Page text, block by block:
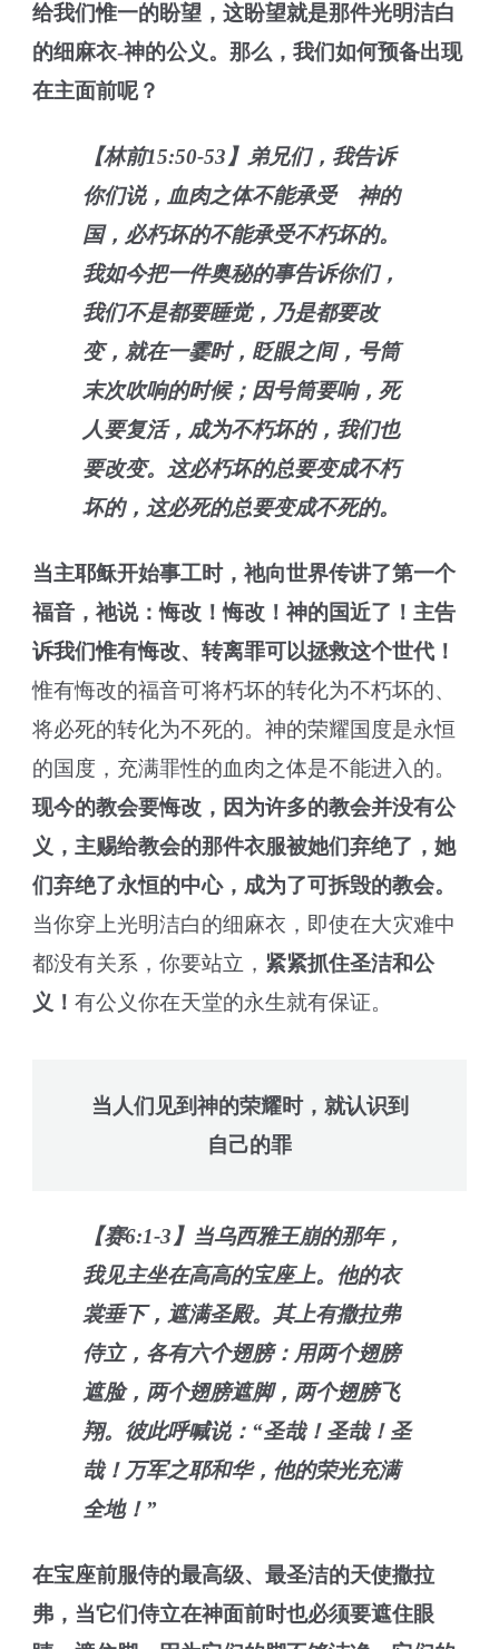
给我们惟一的盼望，这盼望就是那件光明洁白
的细麻衣-神的公义。那么，我们如何预备出现
在主面前呢？
【林前15:50-53】弟兄们，我告诉
你们说，血肉之体不能承受 神的
国，必朽坏的不能承受不朽坏的。
我如今把一件奥秘的事告诉你们，
我们不是都要睡觉，乃是都要改
变，就在一霎时，眨眼之间，号筒
末次吹响的时候；因号筒要响，死
人要复活，成为不朽坏的，我们也
要改变。这必朽坏的总要变成不朽
坏的，这必死的总要变成不死的。
当主耶稣开始事工时，祂向世界传讲了第一个
福音，祂说：悔改！悔改！神的国近了！主告
诉我们惟有悔改、转离罪可以拯救这个世代！
惟有悔改的福音可将朽坏的转化为不朽坏的、
将必死的转化为不死的。神的荣耀国度是永恒
的国度，充满罪性的血肉之体是不能进入的。
现今的教会要悔改，因为许多的教会并没有公
义，主赐给教会的那件衣服被她们弃绝了，她
们弃绝了永恒的中心，成为了可拆毁的教会。
当你穿上光明洁白的细麻衣，即使在大灾难中
都没有关系，你要站立， 紧紧抓住圣洁和公
义！有公义你在天堂的永生就有保证。
当人们见到神的荣耀时，就认识到
自己的罪
【赛6:1-3】当乌西雅王崩的那年，
我见主坐在高高的宝座上。他的衣
裳垂下，遮满圣殿。其上有撒拉弗
侍立，各有六个翅膀：用两个翅膀
遮脸，两个翅膀遮脚，两个翅膀飞
翔。彼此呼喊说：“圣哉！圣哉！圣
哉！万军之耶和华，他的荣光充满
全地！”
在宝座前服侍的最高级、最圣洁的天使撒拉
弗，当它们侍立在神面前时也必须要遮住眼